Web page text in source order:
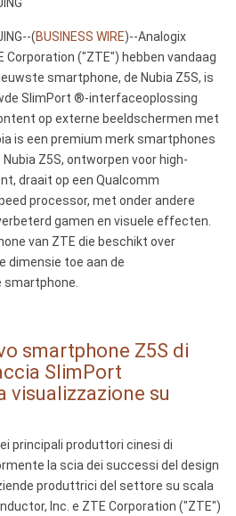
(BUSINESS WIRE)--Analogix
Corporation ("ZTE") hebben vandaag
smartphone, de Nubia Z5S, is
SlimPort ®-interfaceoplossing
op externe beeldschermen met
is een premium merk smartphones
Z5S, ontworpen voor high-
draait op een Qualcomm
processor, met onder andere
gamen en visuele effecten.
van ZTE die beschikt over
dimensie toe aan de
smartphone.
smartphone Z5S di
SlimPort
visualizzazione su
principali produttori cinesi di
la scia dei successi del design
produttrici del settore su scala
Inc. e ZTE Corporation ("ZTE")